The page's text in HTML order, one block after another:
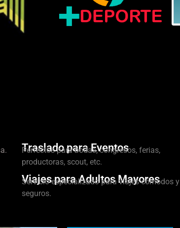
Traslado para Eventos
Perfectos para bodas, congresos, ferias,
productoras, scout, etc.
Viajes para Adultos Mayores
Servicio especializado para viajes cómodos y
seguros.